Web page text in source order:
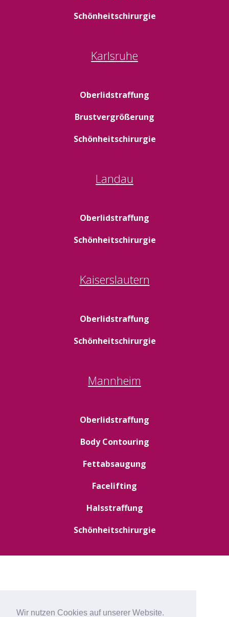
Wir nutzen Cookies auf unserer Website.
Schönheitschirurgie
Karlsruhe
Oberlidstraffung
Brustvergrößerung
Schönheitschirurgie
Landau
Oberlidstraffung
Schönheitschirurgie
Kaiserslautern
Oberlidstraffung
Schönheitschirurgie
Mannheim
Oberlidstraffung
Body Contouring
Fettabsaugung
Facelifting
Halsstraffung
Schönheitschirurgie